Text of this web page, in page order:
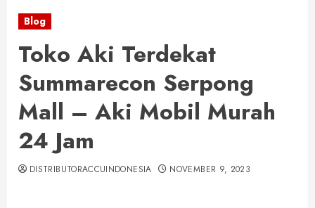
Blog
Toko Aki Terdekat
Summarecon Serpong
Mall – Aki Mobil Murah
24 Jam
DISTRIBUTORACCUINDONESIA NOVEMBER 9, 2023